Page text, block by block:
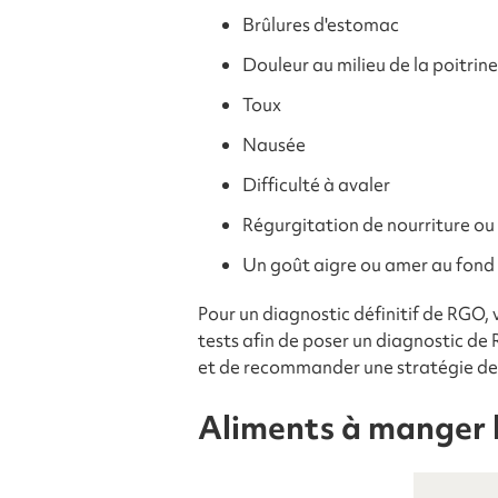
Brûlures d'estomac
Douleur au milieu de la poitrine
Toux
Nausée
Difficulté à avaler
Régurgitation de nourriture
Un goût aigre ou amer au
Pour un diagnostic définitif de
tests afin de poser un diagnostic de
et de recommander une stratégie
Aliments à manger